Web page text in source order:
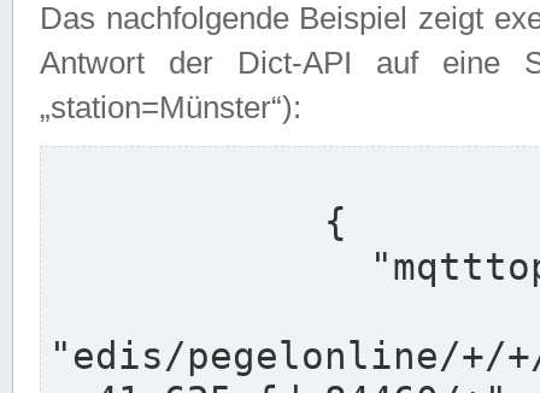
Das nachfolgende Beispiel zeigt
Antwort der Dict-API auf eine
„station=Münster“):
"edis/pegelonline/+/